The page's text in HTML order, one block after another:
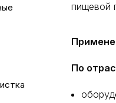
пищевой
По